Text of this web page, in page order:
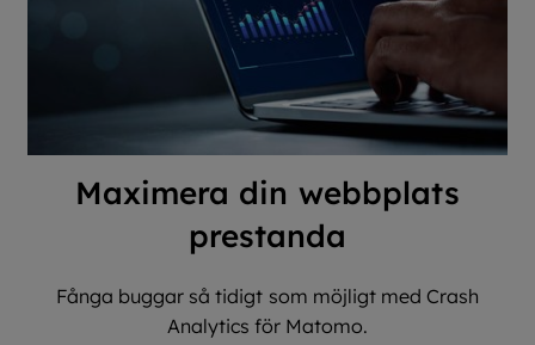
Maximera din webbplats
prestanda
Fånga buggar så tidigt som möjligt med Crash
Analytics för Matomo.